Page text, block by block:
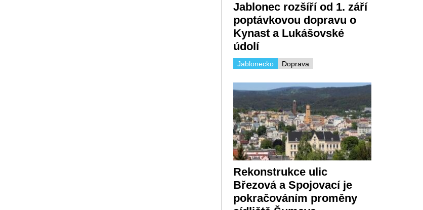
Jablonec rozšíří od 1. září
poptávkovou dopravu o
Kynast a Lukášovské
údolí
Doprava
Jablonecko
Rekonstrukce ulic
Březová a Spojovací je
pokračováním proměny